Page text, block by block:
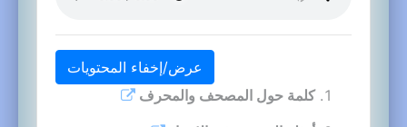
عرض/إخفاء المحتويات
كلمة حول المصحف والمحرف